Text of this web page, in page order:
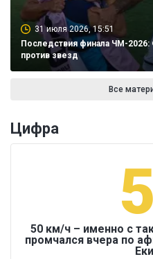
31 июля 2026, 15:51
Последствия финала ЧМ-
против звезд
Все
Цифра
50 км/ч – именно с
промчался вчера по